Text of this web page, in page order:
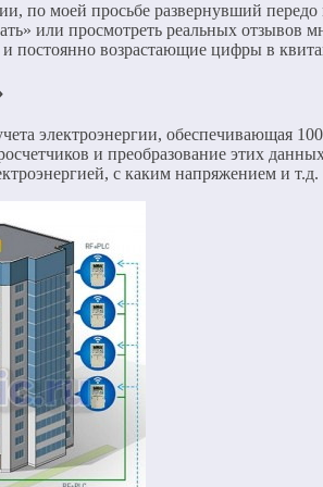
по моей просьбе развернувший
или просмотреть реальных отзывов
постоянно возрастающие цифры в
электроэнергии, обеспечивающая
и преобразование этих
с каким напряжением и т.д.